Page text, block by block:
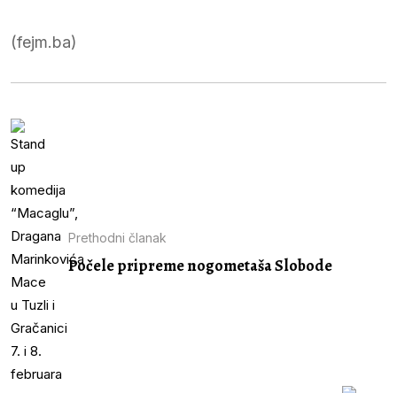
(fejm.ba)
Prethodni članak
Počele pripreme nogometaša Slobode